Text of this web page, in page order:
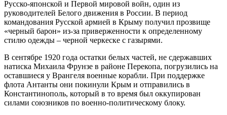
Русско-японской и Первой мировой войн, один из
руководителей Белого движения в России. В период
командования Русской армией в Крыму получил прозвище
«черный барон» из-за приверженности к определенному
стилю одежды – черной черкеске с газырями.
В сентябре 1920 года остатки белых частей, не сдержавших
натиска Михаила Фрунзе в районе Перекопа, погрузились на
оставшиеся у Врангеля военные корабли. При поддержке
флота Антанты они покинули Крым и отправились в
Константинополь, который в то время был оккупирован
силами союзников по военно-политическому блоку.